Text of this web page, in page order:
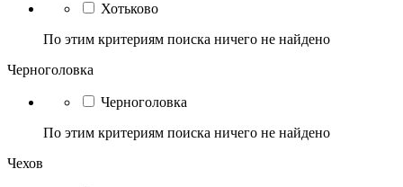
Хотьково
По этим критериям поиска ничего не найдено
Черноголовка
Черноголовка
По этим критериям поиска ничего не найдено
Чехов